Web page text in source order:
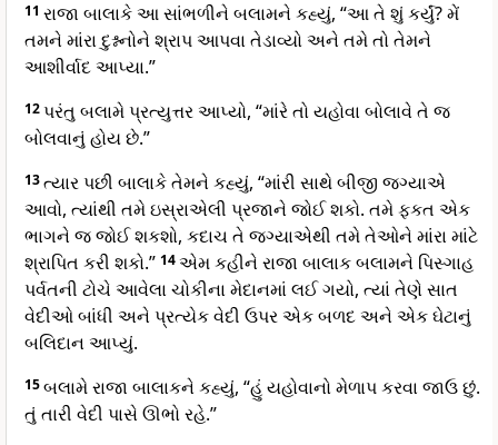
11 રાજા બાલાકે આ સાંભળીને બલામને કહ્યું, “આ તે શું કર્યું? મેં
તમને માંરા દુશ્નનોને શ્રાપ આપવા તેડાવ્યો અને તમે તો તેમને
આશીર્વાદ આપ્યા.”
12પરંતુ બલામે પ્રત્યુત્તર આપ્યો, “માંરે તો યહોવા બોલાવે તે જ
બોલવાનું હોય છે.”
13ત્યાર પછી બાલાકે તેમને કહ્યું, “માંરી સાથે બીજી જગ્યાએ
આવો, ત્યાંથી તમે ઇસ્રાએલી પ્રજાને જોઈ શકો. તમે ફકત એક
ભાગને જ જોઈ શકશો, કદાચ તે જગ્યાએથી તમે તેઓને માંરા માંટે
શ્રાપિત કરી શકો.” 14એમ કહીને રાજા બાલાક બલામને પિસ્ગાહ
પર્વતની ટોચે આવેલા ચોકીના મેદાનમાં લઈ ગયો, ત્યાં તેણે સાત
વેદીઓ બાંધી અને પ્રત્યેક વેદી ઉપર એક બળદ અને એક ઘેટાનું
બલિદાન આપ્યું.
15બલામે રાજા બાલાકને કહ્યું, “હું યહોવાનો મેળાપ કરવા જાઉ છું.
તું તારી વેદી પાસે ઊભો રહે.”